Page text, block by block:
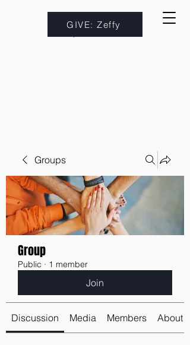
GIVE: Zeffy
Groups
Group
Public · 1 member
Join
Discussion Media Members About